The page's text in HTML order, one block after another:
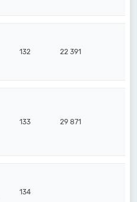
132 22 391
133 29 871
134